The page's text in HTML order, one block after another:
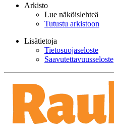
Arkisto
Lue näköislehteä
Tutustu arkistoon
Lisätietoja
Tietosuojaseloste
Saavutettavuusseloste